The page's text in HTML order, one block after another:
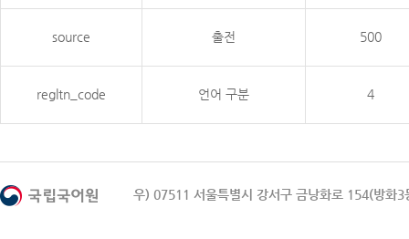
source 출전 500
regltn_code 언어 구분 4
우) 07511 서울특별시 강서구 금낭화로 154(방화3